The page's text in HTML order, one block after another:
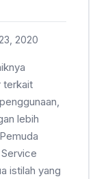
2020
terkait
lebih
istilah yang